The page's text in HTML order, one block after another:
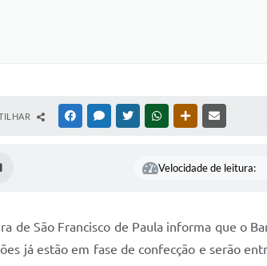
FACEBOOKMESSENGER
TWITTERWHATSAPPOUTRAS MÍDIAS
Velocidade de leitura:
de São Francisco de Paula informa que o
já estão em fase de confecção e serão